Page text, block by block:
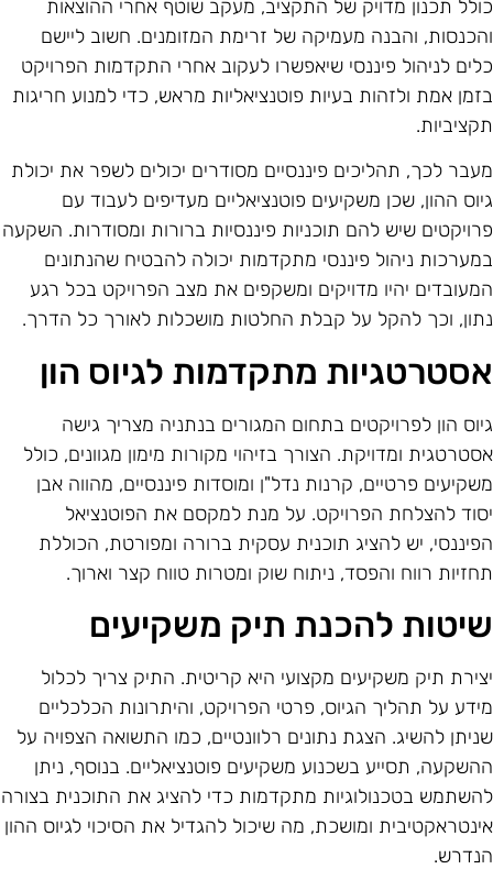
תכנון מדויק של התקציב, מעקב שוטף אחרי ההוצאות
והבנה מעמיקה של זרימת המזומנים. חשוב ליישם
לניהול פיננסי שיאפשרו לעקוב אחרי התקדמות הפרויקט
אמת ולזהות בעיות פוטנציאליות מראש, כדי למנוע חריגות
לכך, תהליכים פיננסיים מסודרים יכולים לשפר את יכולת
ההון, שכן משקיעים פוטנציאליים מעדיפים לעבוד עם
שיש להם תוכניות פיננסיות ברורות ומסודרות. השקעה
ניהול פיננסי מתקדמות יכולה להבטיח שהנתונים
יהיו מדויקים ומשקפים את מצב הפרויקט בכל רגע
וכך להקל על קבלת החלטות מושכלות לאורך כל הדרך.
מתקדמות לגיוס הון
הון לפרויקטים בתחום המגורים בנתניה מצריך גישה
ומדויקת. הצורך בזיהוי מקורות מימון מגוונים, כולל
פרטיים, קרנות נדל"ן ומוסדות פיננסיים, מהווה אבן
להצלחת הפרויקט. על מנת למקסם את הפוטנציאל
יש להציג תוכנית עסקית ברורה ומפורטת, הכוללת
רווח והפסד, ניתוח שוק ומטרות טווח קצר וארוך.
להכנת תיק משקיעים
תיק משקיעים מקצועי היא קריטית. התיק צריך לכלול
על תהליך הגיוס, פרטי הפרויקט, והיתרונות הכלכליים
להשיג. הצגת נתונים רלוונטיים, כמו התשואה הצפויה על
תסייע בשכנוע משקיעים פוטנציאליים. בנוסף, ניתן
בטכנולוגיות מתקדמות כדי להציג את התוכנית בצורה
ומושכת, מה שיכול להגדיל את הסיכוי לגיוס ההון